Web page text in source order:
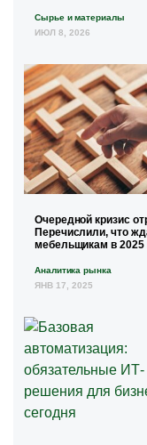
Сырье и материалы
ИЮЛ 8, 2026
Очередной кризис
Перечислили, что
мебельщикам в 2025
Аналитика рынка
ЯНВ 17, 2025